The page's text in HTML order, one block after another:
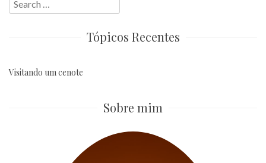
for:
Tópicos Recentes
Visitando um cenote
Sobre mim